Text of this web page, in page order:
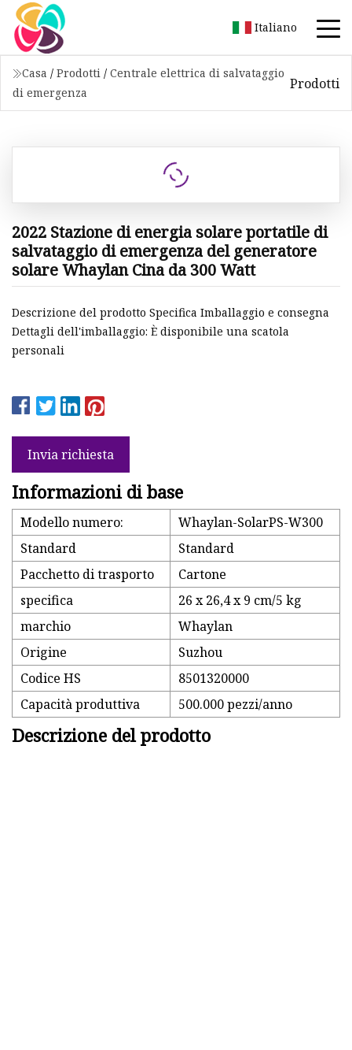
Italiano
Casa / Prodotti / Centrale elettrica di salvataggio
di emergenza
Prodotti
2022 Stazione di energia solare portatile di
salvataggio di emergenza del generatore
solare Whaylan Cina da 300 Watt
Descrizione del prodotto Specifica Imballaggio e consegna
Dettagli dell'imballaggio: È disponibile una scatola
personali
Invia richiesta
Informazioni di base
Modello numero:
Whaylan-SolarPS-W300
Standard
Standard
Pacchetto di trasporto
Cartone
specifica
26 x 26,4 x 9 cm/5 kg
marchio
Whaylan
Origine
Suzhou
Codice HS
8501320000
Capacità produttiva
500.000 pezzi/anno
Descrizione del prodotto